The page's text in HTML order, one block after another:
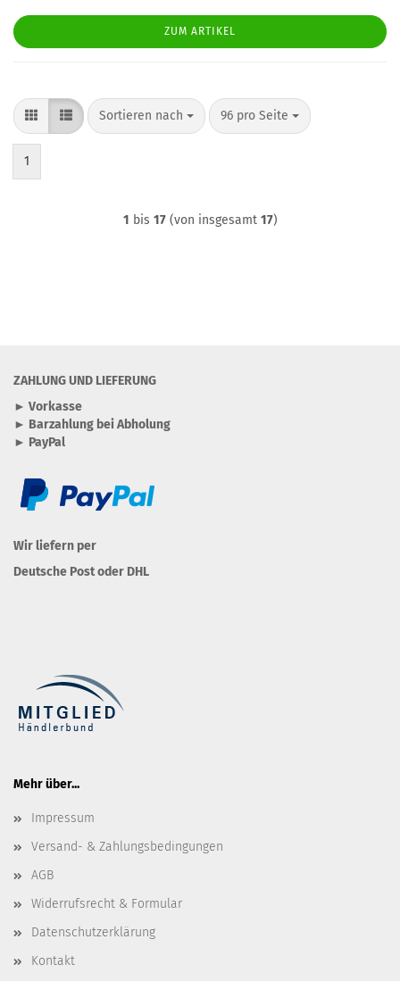
ZUM ARTIKEL
Sortieren nach
Sortieren nach 96 pro Seite
pro Seite
1
1 bis 17(von insgesamt 17)
ZAHLUNG UND LIEFERUNG
► Vorkasse
► Barzahlung bei Abholung
► PayPal
Wir liefern per
Deutsche Post oder DHL
Mehr über...
Impressum
Versand- & Zahlungsbedingungen
AGB
Widerrufsrecht & Formular
Datenschutzerklärung
Kontakt